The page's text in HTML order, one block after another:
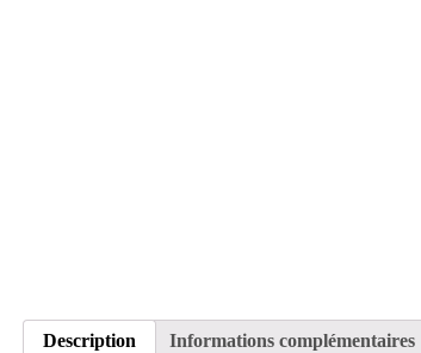
Description Informations complémentaires